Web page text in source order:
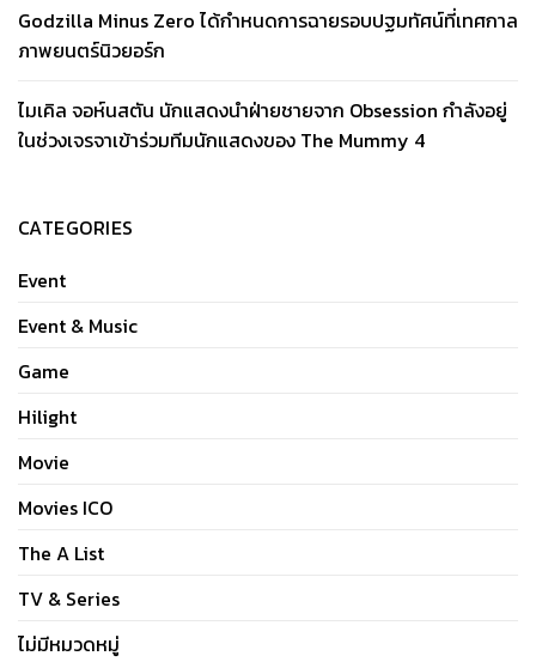
Godzilla Minus Zero ได้กำหนดการฉายรอบปฐมทัศน์ที่เทศกาล
ภาพยนตร์นิวยอร์ก
ไมเคิล จอห์นสตัน นักแสดงนำฝ่ายชายจาก Obsession กำลังอยู่
ในช่วงเจรจาเข้าร่วมทีมนักแสดงของ The Mummy 4
CATEGORIES
Event
Event & Music
Game
Hilight
Movie
Movies ICO
The A List
TV & Series
ไม่มีหมวดหมู่